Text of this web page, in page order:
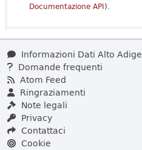
Documentazione API).
Informazioni Dati Alto Adige
Domande frequenti
Atom Feed
Ringraziamenti
Note legali
Privacy
Contattaci
Cookie